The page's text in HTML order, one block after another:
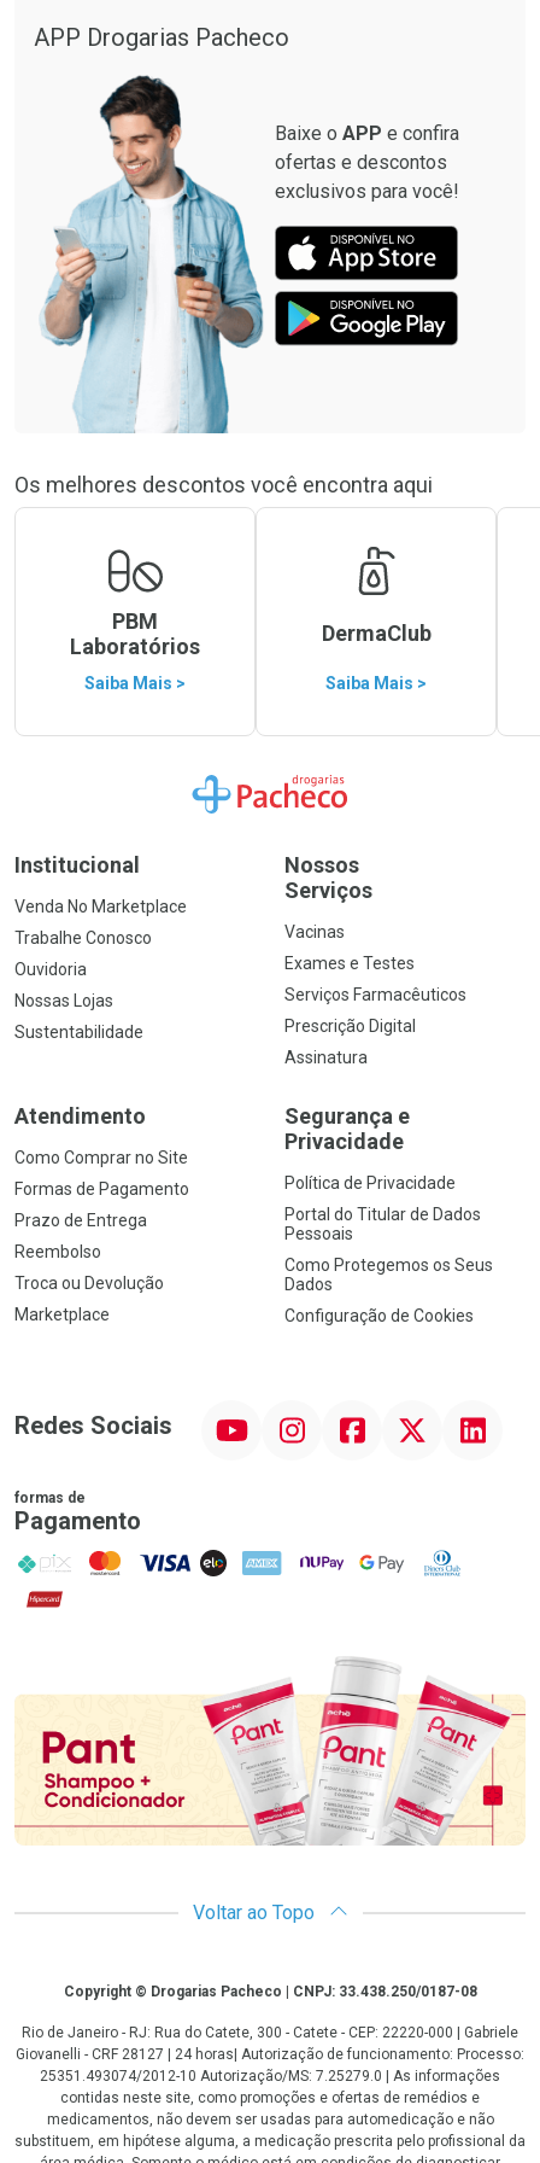
Comprar sem Desconto
Por R$ 34,39/cada
APP Drogarias Pacheco
Baixe o APP e confira
ofertas e descontos
exclusivos para você!
Os melhores descontos você encontra aqui
PBM
Laboratórios
Saiba Mais >
DermaClub
Saiba Mais >
Ir para a Home
Institucional
Venda No Marketplace
Trabalhe Conosco
Ouvidoria
Nossas Lojas
Sustentabilidade
Nossos
Serviços
Vacinas
Exames e Testes
Serviços Farmacêuticos
Prescrição Digital
Assinatura
Atendimento
Como Comprar no Site
Formas de Pagamento
Prazo de Entrega
Reembolso
Troca ou Devolução
Marketplace
Segurança e
Privacidade
Política de Privacidade
Portal do Titular de Dados
Pessoais
Como Protegemos os Seus
Dados
Configuração de Cookies
Redes Sociais InstagramFacebookTwitter Linkedin
formas de
Pagamento
PIX MasterCard
VISA ELO AMEX NuPay Google PayDiners Club
Hipercard
Promoção em Destaque
Voltar ao Topo
CopyrightCopyright © Drogarias Pacheco | CNPJ: 33.438.250/0187-08
Rio de Janeiro - RJ: Rua do Catete, 300 - Catete - CEP: 22220-000 | Gabriele
Giovanelli - CRF 28127 | 24 horas| Autorização de funcionamento: Processo:
25351.493074/2012-10 Autorização/MS: 7.25279.0 | As informações
contidas neste site, como promoções e ofertas de remédios e
medicamentos, não devem ser usadas para automedicação e não
substituem, em hipótese alguma, a medicação prescrita pelo profissional da